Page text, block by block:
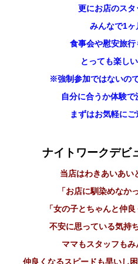
更にお店のスタ
みんなで1ヶ
食事会や慰安旅行
とっても楽し
※強制参加ではないの
自分に合うか体験
まずはお気軽にご
ナイトワークデ
当店はわきあいあい
「お店に馴染めなか
「女の子とちゃんと仲
不安に思っている気持
ママもスタッフも
仲良くなるスピードも早いし